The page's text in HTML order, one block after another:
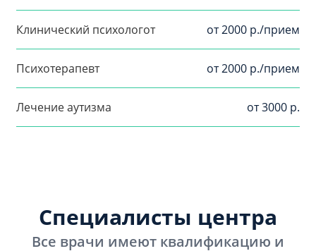
Клинический психологот от 2000 р./прием
Психотерапевт от 2000 р./прием
Лечение аутизма от 3000 р.
Специалисты центра
Все врачи имеют квалификацию и